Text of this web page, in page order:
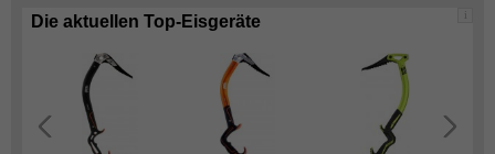
i
Die aktuellen Top-Eisgeräte